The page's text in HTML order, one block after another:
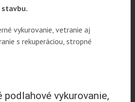
vykurovanie, vetranie aj
s rekuperáciou, stropné
vykurovanie,